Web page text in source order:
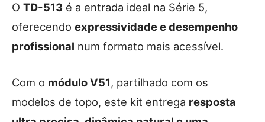
O TD-513 é a entrada ideal na Série 5,
oferecendo expressividade e desempenho
profissional num formato mais acessível.
Com o módulo V51, partilhado com os
modelos de topo, este kit entrega resposta